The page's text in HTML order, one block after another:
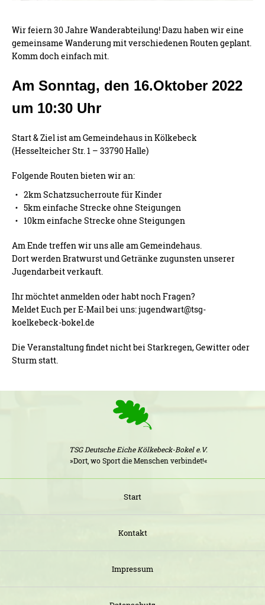
Wir feiern 30 Jahre Wanderabteilung! Dazu haben wir eine
gemeinsame Wanderung mit verschiedenen Routen geplant.
Komm doch einfach mit.
Am Sonntag, den 16.Oktober 2022
um 10:30 Uhr
Start & Ziel ist am Gemeindehaus in Kölkebeck
(Hesselteicher Str. 1 – 33790 Halle)
Folgende Routen bieten wir an:
2km Schatzsucherroute für Kinder
5km einfache Strecke ohne Steigungen
10km einfache Strecke ohne Steigungen
Am Ende treffen wir uns alle am Gemeindehaus.
Dort werden Bratwurst und Getränke zugunsten unserer
Jugendarbeit verkauft.
Ihr möchtet anmelden oder habt noch Fragen?
Meldet Euch per E-Mail bei uns: jugendwart@tsg-
koelkebeck-bokel.de
Die Veranstaltung findet nicht bei Starkregen, Gewitter oder
Sturm statt.
TSG Deutsche Eiche Kölkebeck-Bokel e.V.
»Dort, wo Sport die Menschen verbindet!«
Start
Kontakt
Impressum